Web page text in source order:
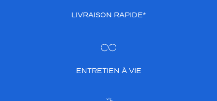
LIVRAISON RAPIDE*
ENTRETIEN À VIE